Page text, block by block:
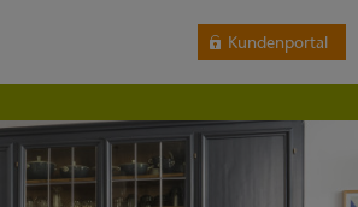
Kundenportal